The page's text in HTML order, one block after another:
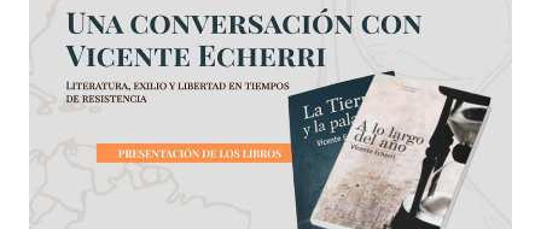
ECHERRI
CONVERSA
EXILIO,
Y
LIBERTAD